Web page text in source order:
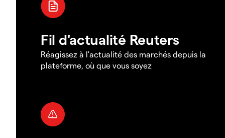
Fil d'actualité Reuters
Réagissez à l'actualité des marchés depuis la
plateforme, où que vous soyez